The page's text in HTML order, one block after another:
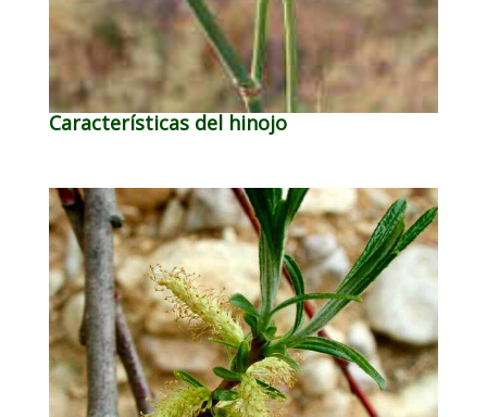
Características del hinojo